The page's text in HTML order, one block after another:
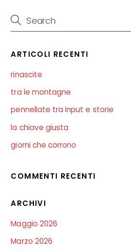
ARTICOLI RECENTI
rinascite
tra le montagne
pennellate tra input e storie
la chiave giusta
giorni che corrono
COMMENTI RECENTI
ARCHIVI
Maggio 2026
Marzo 2026